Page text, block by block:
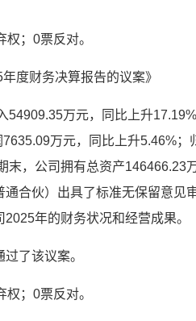
；0票反对。
度财务决算报告的议案》
54909.35万元，同比上升
万元，同比上升5.46%
末，公司拥有总资产146466.23
通合伙）出具了标准无保留意见
年的财务状况和经营成果。
了该议案。
；0票反对。